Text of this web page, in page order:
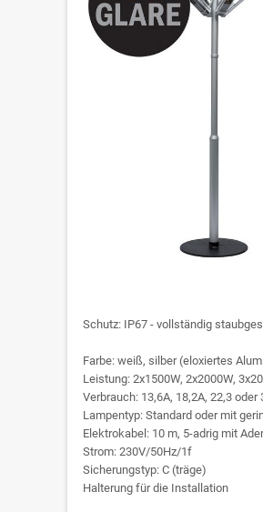
Schutz: IP67 - vollständig
Farbe: weiß, silber (eloxiertes
Leistung: 2x1500W, 2x2000W,
Verbrauch: 13,6A, 18,2A, 22,3 oder
Lampentyp: Standard oder mit
Elektrokabel: 10 m, 5-adrig mit
Strom: 230V/50Hz/1f
Sicherungstyp: C (träge)
Halterung für die Installation